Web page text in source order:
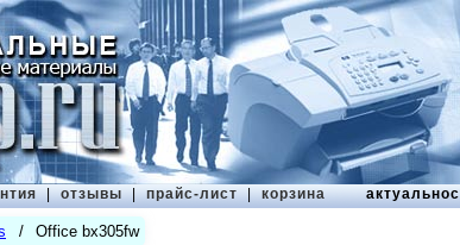
| отзывы | прайс-лист | корзина
/ Office bx305fw